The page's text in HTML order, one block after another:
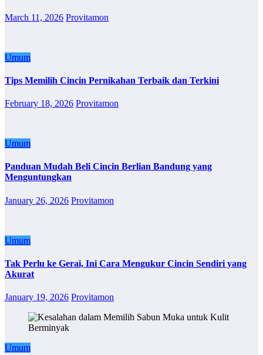
March 11, 2026 Provitamon
Umum
Tips Memilih Cincin Pernikahan Terbaik dan Terkini
February 18, 2026 Provitamon
Umum
Panduan Mudah Beli Cincin Berlian Bandung yang
Menguntungkan
January 26, 2026 Provitamon
Umum
Tak Perlu ke Gerai, Ini Cara Mengukur Cincin Sendiri yang
Akurat
January 19, 2026 Provitamon
Umum